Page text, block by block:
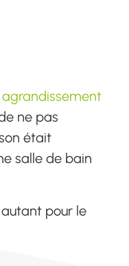
agrandissement
ne pas
était
salle de bain
autant pour le